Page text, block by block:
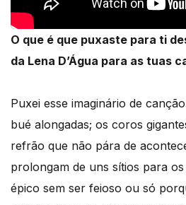
O que é que puxaste para ti
da Lena D’Água para as tuas
Puxei esse imaginário de
bué alongadas; os coros
refrão que não pára de
prolongam de uns sítios para
épico sem ser feioso ou só